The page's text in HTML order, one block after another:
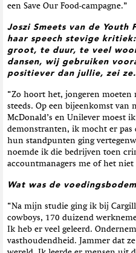
een Save Our Food-campagne.”
Joszi Smeets van de
haar speech stevige
groot, te duur, te veel
dansen, wij gebruiken
positiever dan jullie, zei ze.
“Zo hoort het, jongeren moeten
steeds. Op een bijeenkomst van
McDonald’s en Unilever moest
demonstranten, ik mocht er
hun standpunten ging
noemde ik die bedrijven toen
accountmanagers me of het niet
Wat was de
“Na mijn studie ging ik bij
cowboys, 170 duizend
Ik heb er veel geleerd.
vasthoudendheid. Jammer dat